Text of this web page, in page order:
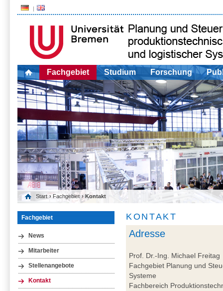
Fachgebiet Studium Forschung
Start › Fachgebiet › Kontakt
Fachgebiet
News
Mitarbeiter
Stellenangebote
Kontakt
KONTAKT
Adresse
Prof. Dr.-Ing. Michael Freitag
Fachgebiet Planung und
Systeme
Fachbereich